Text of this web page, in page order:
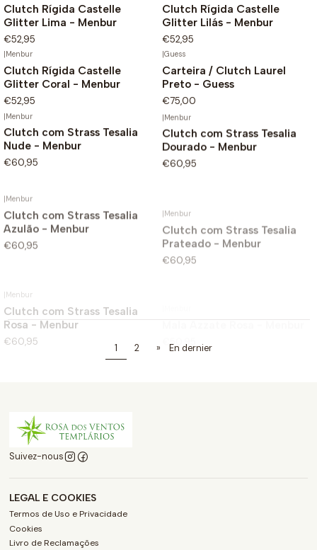
Clutch Rígida Castelle
Glitter Lima - Menbur
€52,95
Clutch Rígida Castelle
Glitter Lilás - Menbur
€52,95
Menbur
Clutch Rígida Castelle
Glitter Coral - Menbur
€52,95
|Guess
Carteira / Clutch Laurel
Preto - Guess
€75,00
|Menbur
Clutch com Strass Tesalia
Nude - Menbur
€60,95
|Menbur
Clutch com Strass Tesalia
Dourado - Menbur
€60,95
Clutch com Strass Tesalia
Azulão - Menbur
€60,95
Prateado - Menbur
€60,95
|Menbur
€60,95
| Menbur
Mala Azzate Rosa - Menbur
1 2 » En dernier
Suivez-nous
LEGAL E COOKIES
Termos de Uso e Privacidade
Cookies
Livro de Reclamações